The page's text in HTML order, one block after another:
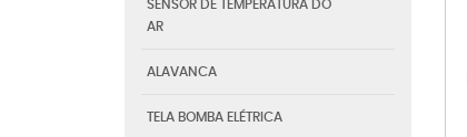
SENSOR DE TEMPERATURA DO
AR
ALAVANCA
TELA BOMBA ELÉTRICA